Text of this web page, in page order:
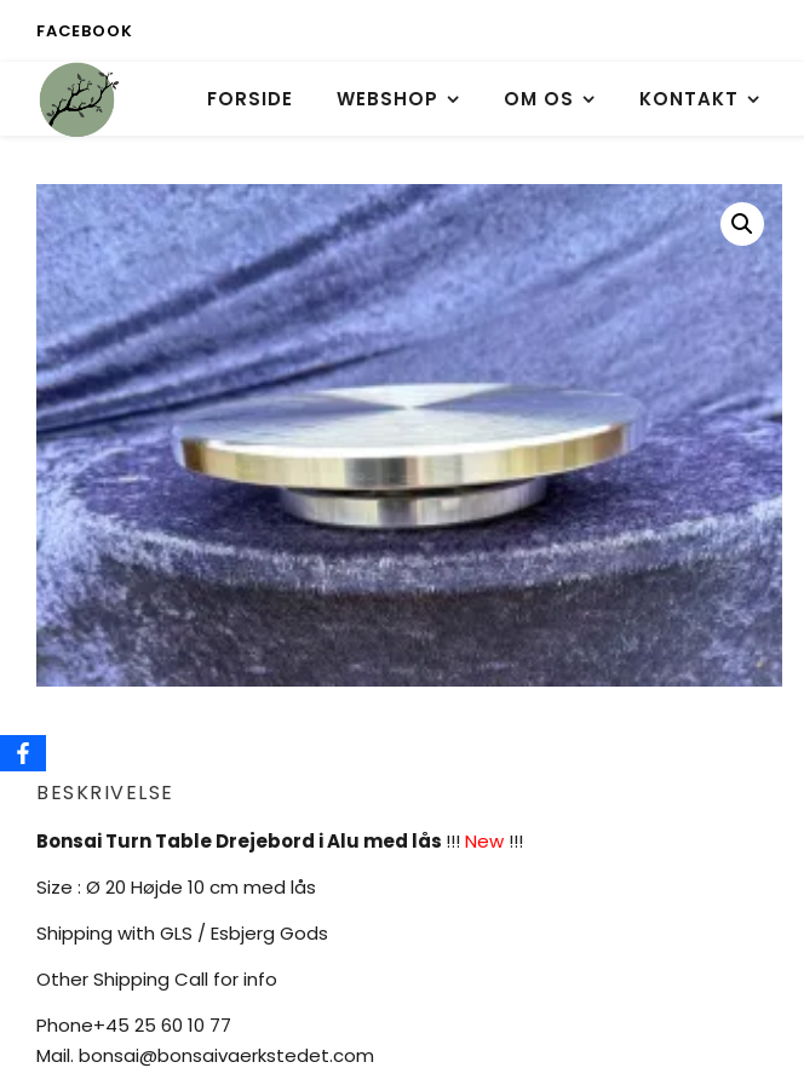
FACEBOOK
FORSIDE WEBSHOP OM OS KONTAKT
BESKRIVELSE
Bonsai Turn Table Drejebord i Alu med lås !!!New !!!
Size : Ø 20 Højde 10 cm med lås
Shipping with GLS / Esbjerg Gods
Other Shipping Call for info
Phone+45 25 60 10 77
Mail. bonsai@bonsaivaerkstedet.com